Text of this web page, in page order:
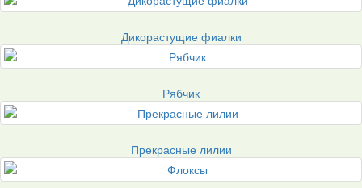
Дикорастущие фиалки
Рябчик
Прекрасные лилии